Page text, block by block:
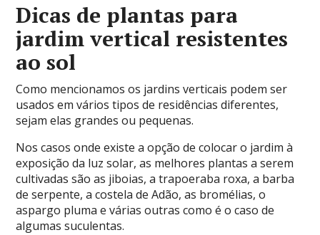
Dicas de plantas para
jardim vertical resistentes
ao sol
Como mencionamos os jardins verticais podem ser
usados em vários tipos de residências diferentes,
sejam elas grandes ou pequenas.
Nos casos onde existe a opção de colocar o jardim à
exposição da luz solar, as melhores plantas a serem
cultivadas são as jiboias, a trapoeraba roxa, a barba
de serpente, a costela de Adão, as bromélias, o
aspargo pluma e várias outras como é o caso de
algumas suculentas.